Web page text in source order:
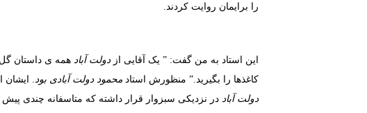
را برایمان روایت کردند.
این استاد به من گفت: ” یک آقایی ازدولت آباد همه ی داستان
کاغذها را بگیرید.” منظورش استاد محمود دولت آبادی بود .
دولت آباد در نزدیکی سبزوار قرار داشته که متاسفانه چندی